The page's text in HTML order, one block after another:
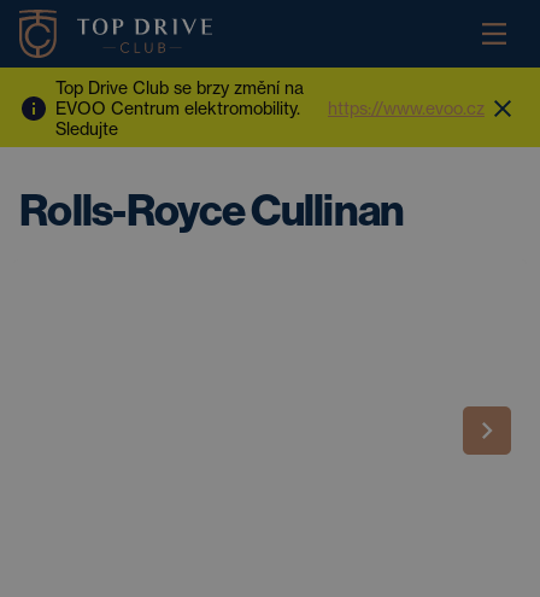
Top Drive Club se brzy změní na
EVOO Centrum elektromobility.
Sledujte
https://www.evoo.cz
Rolls-Royce Cullinan